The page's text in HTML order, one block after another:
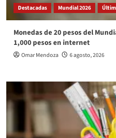
Destacadas Mundial 2026
Monedas de 20 pesos del
1,000 pesos en internet
Omar Mendoza 6 agosto, 2026